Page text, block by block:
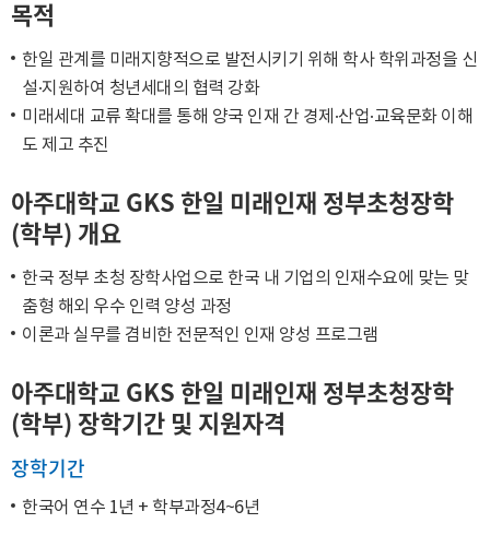
목적
한일 관계를 미래지향적으로 발전시키기 위해 학사 학위과정을 신
설·지원하여 청년세대의 협력 강화
미래세대 교류 확대를 통해 양국 인재 간 경제·산업·교육문화 이해
도 제고 추진
아주대학교 GKS 한일 미래인재 정부초청장학
(학부) 개요
한국 정부 초청 장학사업으로 한국 내 기업의 인재수요에 맞는 맞
춤형 해외 우수 인력 양성 과정
이론과 실무를 겸비한 전문적인 인재 양성 프로그램
아주대학교 GKS 한일 미래인재 정부초청장학
(학부) 장학기간 및 지원자격
장학기간
한국어 연수 1년 + 학부과정4~6년